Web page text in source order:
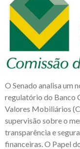
O Senado analisa um
regulatório do Banco
Valores Mobiliários
supervisão sobre o
transparência e
financeiras. O Papel